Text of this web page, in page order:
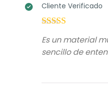
Cliente Verificado
5de 5
Es un material
sencillo de